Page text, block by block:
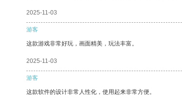
2025-11-03
游客
这款游戏非常好玩，画面精美，玩法丰富。
2025-11-03
游客
这款软件的设计非常人性化，使用起来非常方便。